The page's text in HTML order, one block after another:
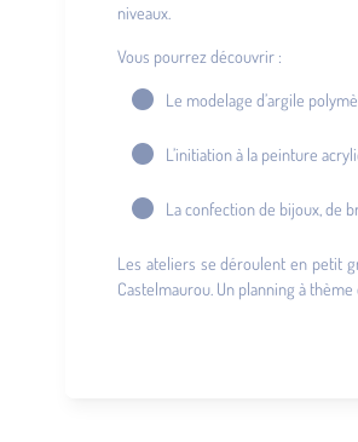
niveaux.
Vous pourrez découvrir :
Le modelage d’argile
L’initiation à la peinture
La confection de bijoux, de
Les ateliers se déroulent en petit
Castelmaurou. Un planning à